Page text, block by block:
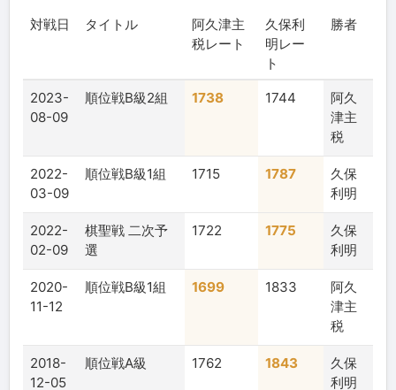
対戦日 タイトル
阿久津主
税レート
久保利
明レー
ト
勝者
2023-
08-09
順位戦B級2組 1738 1744
阿久
津主
税
2022-
03-09
順位戦B級1組 1715 1787
久保
利明
2022-
02-09
棋聖戦 二次予
選
1722 1775
久保
利明
2020-
11-12
順位戦B級1組 1699 1833
阿久
津主
税
2018-
12-05
順位戦A級 1762 1843
久保
利明